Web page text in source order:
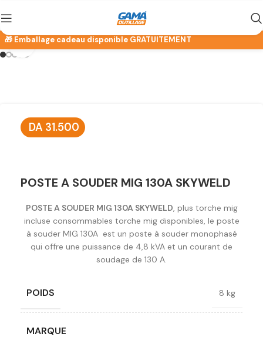
Click to enlarge
DA 31.500
POSTE A SOUDER MIG 130A SKYWELD
POSTE A SOUDER MIG 130A SKYWELD, plus torche mig
incluse consommables torche mig disponibles, le poste
à souder MIG 130A est un poste à souder monophasé
qui offre une puissance de 4,8 kVA et un courant de
soudage de 130 A.
POIDS 8 kg
MARQUE